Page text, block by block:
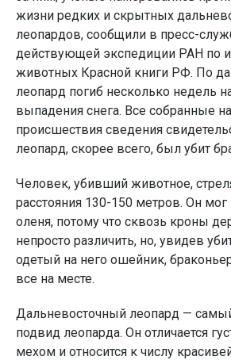
жизни редких и скрытных
леопардов, сообщили в пресс-
действующей экспедиции РАН по
животных Красной книги РФ. По
леопард погиб несколько недель
выпадения снега. Все собранные
происшествия сведения
леопард, скорее всего, был убит
Человек, убивший животное,
расстояния 130-150 метров. Он мог
оленя, потому что сквозь кроны
непросто различить, но, увидев
одетый на него ошейник,
все на месте.
Дальневосточный леопард —
подвид леопарда. Он отличается
мехом и относится к числу